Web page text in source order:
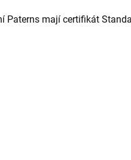
Paterns mají certifikát